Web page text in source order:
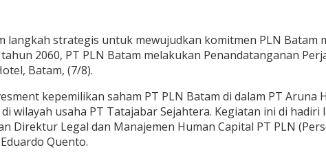
langkah strategis untuk mewujudkan komitmen PLN
2060, PT PLN Batam melakukan Penandatanganan
Batam, (7/8).
kepemilikan saham PT PLN Batam di dalam PT
wilayah usaha PT Tatajabar Sejahtera. Kegiatan ini di
Direktur Legal dan Manajemen Human Capital PT PLN
Quento.